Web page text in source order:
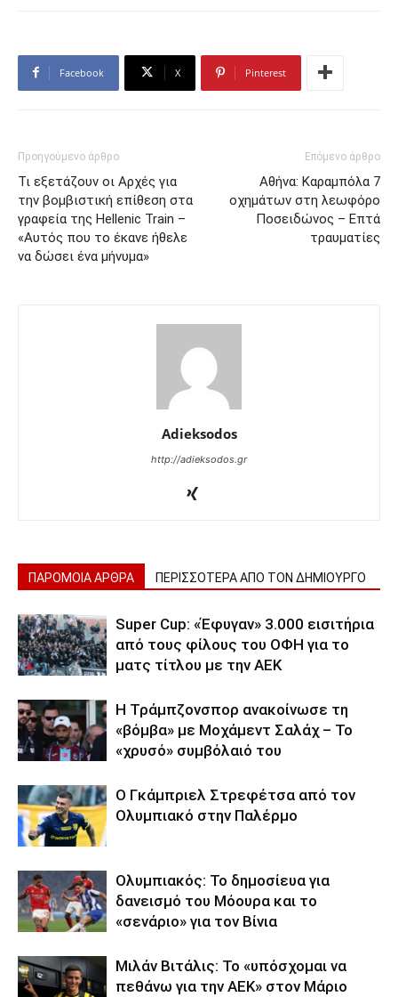
Facebook X Pinterest
Προηγούμενο άρθρο
Τι εξετάζουν οι Αρχές για
την βομβιστική επίθεση στα
γραφεία της Hellenic Train –
«Αυτός που το έκανε ήθελε
να δώσει ένα μήνυμα»
Επόμενο άρθρο
Αθήνα: Καραμπόλα 7
οχημάτων στη λεωφόρο
Ποσειδώνος – Επτά
τραυματίες
Adieksodos
http://adieksodos.gr
ΠΑΡΟΜΟΙΑ ΑΡΘΡΑ ΠΕΡΙΣΣΟΤΕΡΑ ΑΠΟ ΤΟΝ ΔΗΜΙΟΥΡΓΟ
Super Cup: «Έφυγαν» 3.000 εισιτήρια
από τους φίλους του ΟΦΗ για το
ματς τίτλου με την ΑΕΚ
Η Τράμπζονσπορ ανακοίνωσε τη
«βόμβα» με Μοχάμεντ Σαλάχ – Το
«χρυσό» συμβόλαιό του
Ο Γκάμπριελ Στρεφέτσα από τον
Ολυμπιακό στην Παλέρμο
Ολυμπιακός: Το δημοσίευα για
δανεισμό του Μόουρα και το
«σενάριο» για τον Βίνια
Μιλάν Βιτάλις: Το «υπόσχομαι να
πεθάνω για την ΑΕΚ» στον Μάριο